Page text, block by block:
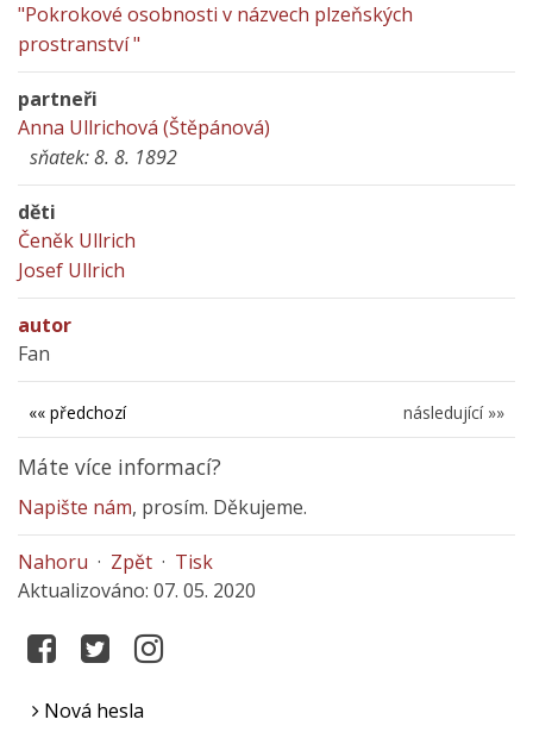
"Pokrokové osobnosti v názvech plzeňských
prostranství "
partneři
Anna Ullrichová (Štěpánová)
sňatek: 8. 8. 1892
děti
Čeněk Ullrich
Josef Ullrich
autor
Fan
následující »»
«« předchozí
Máte více informací?
Napište nám, prosím. Děkujeme.
Nahoru · Zpět · Tisk
Aktualizováno: 07. 05. 2020
Nová hesla